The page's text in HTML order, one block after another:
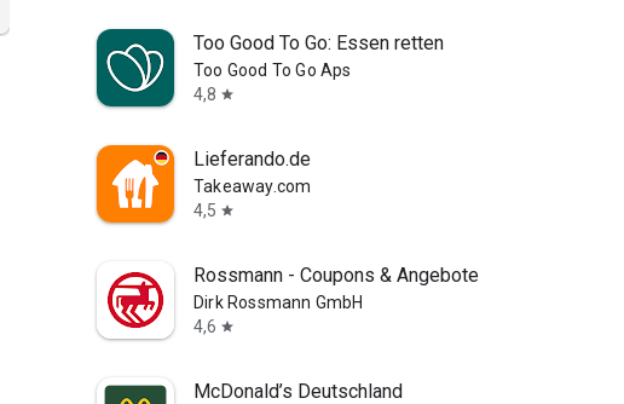
Too Good To Go: Essen retten
Too Good To Go Aps
4,8 star
Lieferando.de
Takeaway.com
4,5 star
Rossmann - Coupons & Angebote
Dirk Rossmann GmbH
4,6 star
McDonald’s Deutschland